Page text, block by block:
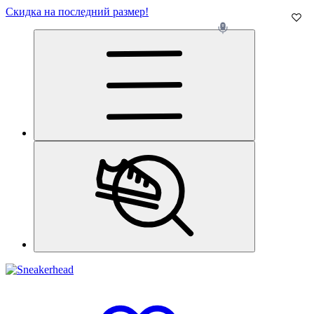
Скидка на последний размер!